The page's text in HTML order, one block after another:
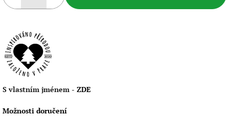
S vlastním jménem - ZDE
Možnosti doručení